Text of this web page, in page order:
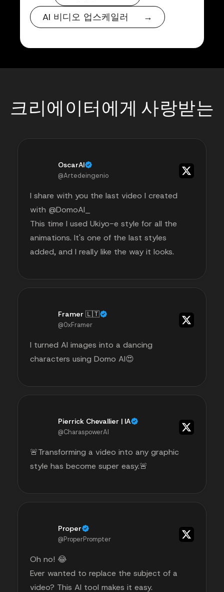
AI 비디오 업스케일러 →
크리에이터에게 사랑받는
OscarAI
@Artedeingenio
I share with you the last video I created
with @DomoAI_
This time I used Ukiyo-e style for all the
animations. It's one of the last styles
added, and I really like the way it looks.
Framer 🇱🇹
@0xFramer
I turned AI images into a dancing
characters using Domo AI😍
Pierrick Chevallier | IA
@CharaspowerAI
🚨Transforming a video into any graphic
style has become super easy.🚨
Proper
@ProperPrompter
Oh no! 😂
Ever wanted to replace the subject of a
video? This AI tool makes it easy.